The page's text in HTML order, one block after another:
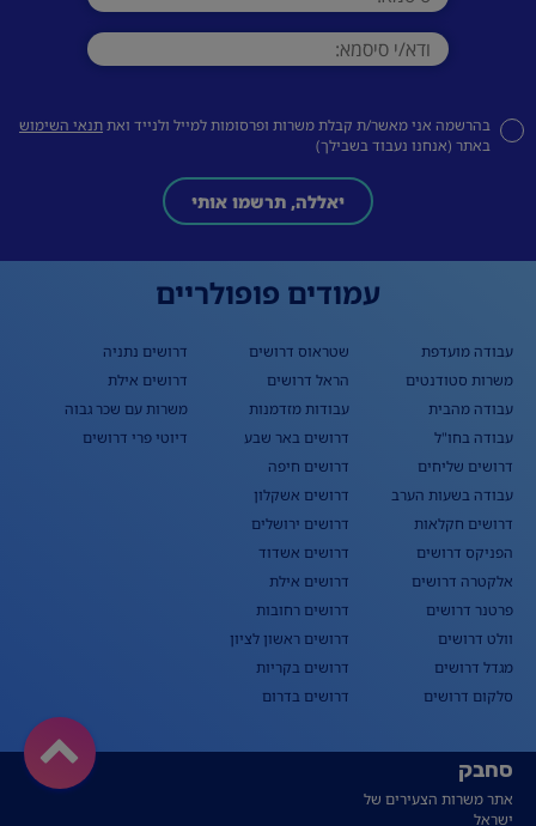
בהרשמה אני מאשר/ת קבלת משרות ופרסומות למייל ולנייד ואתתנאי השימוש
באתר (אנחנו נעבוד בשבילך)
יאללה, תרשמו אותי
עמודים פופולריים
עבודה מועדפת
משרות סטודנטים
עבודה מהבית
עבודה בחו"ל
דרושים שליחים
עבודה בשעות הערב
דרושים חקלאות
הפניקס דרושים
אלקטרה דרושים
פרטנר דרושים
וולט דרושים
מגדל דרושים
סלקום דרושים
שטראוס דרושים
הראל דרושים
עבודות מזדמנות
דרושים באר שבע
דרושים חיפה
דרושים אשקלון
דרושים ירושלים
דרושים אשדוד
דרושים אילת
דרושים רחובות
דרושים ראשון לציון
דרושים בקריות
דרושים בדרום
דרושים נתניה
דרושים אילת
משרות עם שכר גבוה
דיוטי פרי דרושים
סחבק
אתר משרות הצעירים של
ישראל